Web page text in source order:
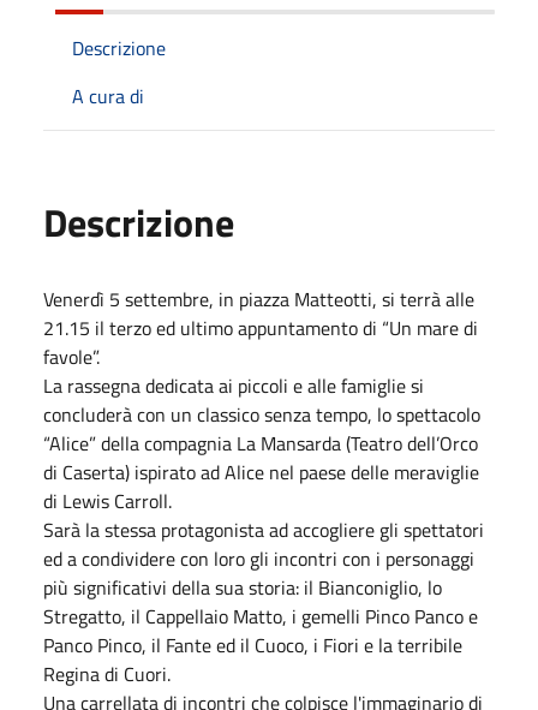
Descrizione
A cura di
Descrizione
Venerdì 5 settembre, in piazza Matteotti, si terrà alle
21.15 il terzo ed ultimo appuntamento di “Un mare di
favole”.
La rassegna dedicata ai piccoli e alle famiglie si
concluderà con un classico senza tempo, lo spettacolo
“Alice” della compagnia La Mansarda (Teatro dell’Orco
di Caserta) ispirato ad Alice nel paese delle meraviglie
di Lewis Carroll.
Sarà la stessa protagonista ad accogliere gli spettatori
ed a condividere con loro gli incontri con i personaggi
più significativi della sua storia: il Bianconiglio, lo
Stregatto, il Cappellaio Matto, i gemelli Pinco Panco e
Panco Pinco, il Fante ed il Cuoco, i Fiori e la terribile
Regina di Cuori.
Una carrellata di incontri che colpisce l'immaginario di